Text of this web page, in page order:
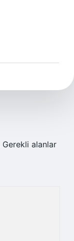
Gerekli alanlar